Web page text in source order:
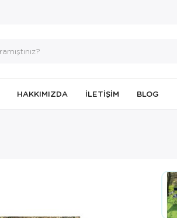
HAKKIMIZDA İLETIŞIM BLOG